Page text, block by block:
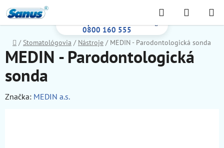
na
obsah
0800 160 555
Hľadať
KOŠÍK
Domov
/ Stomatológovia / Nástroje / MEDIN - Parodontologická sonda
MEDIN - Parodontologická
sonda
Značka: MEDIN a.s.